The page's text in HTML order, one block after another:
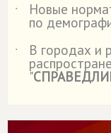
˙
Новые
по
˙
В городах и
"